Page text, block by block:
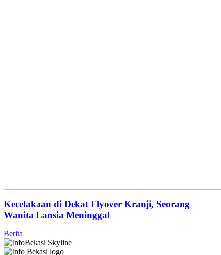
Kecelakaan di Dekat Flyover Kranji, Seorang
Wanita Lansia Meninggal
Berita